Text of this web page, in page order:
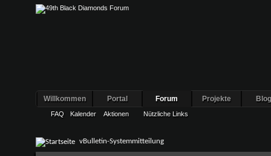
Willkommen Portal Forum
FAQ Kalender Aktionen Nützliche Links
Projekte
vBulletin-Systemmitteilung